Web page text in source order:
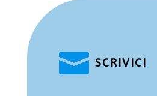
 SCRIVICI